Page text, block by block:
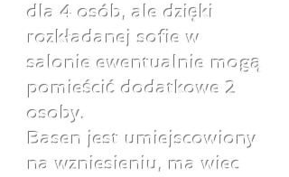
dla 4 osób, ale dzięki
rozkładanej sofie w
salonie ewentualnie mogą
pomieścić dodatkowe 2
osoby.
Basen jest umiejscowiony
na wzniesieniu, ma wiec